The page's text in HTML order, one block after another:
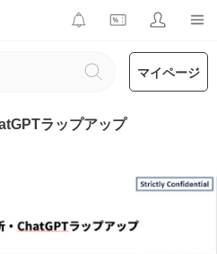
マイページ
ラップアップ